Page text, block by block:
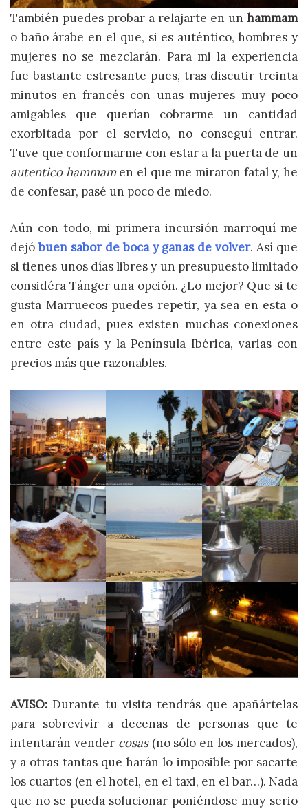
También puedes probar a relajarte en un hammam
o baño árabe en el que, si es auténtico, hombres y
mujeres no se mezclarán. Para mi la experiencia
fue bastante estresante pues, tras discutir treinta
minutos en francés con unas mujeres muy poco
amigables que querían cobrarme un cantidad
exorbitada por el servicio, no conseguí entrar.
Tuve que conformarme con estar a la puerta de un
autentico hammamen el que me miraron fatal y, he
de confesar, pasé un poco de miedo.
Aún con todo, mi primera incursión marroquí me
dejó buen sabor de boca y ganas de volver. Así que
si tienes unos días libres y un presupuesto limitado
considéra Tánger una opción. ¿Lo mejor? Que si te
gusta Marruecos puedes repetir, ya sea en esta o
en otra ciudad, pues existen muchas conexiones
entre este país y la Península Ibérica, varias con
precios más que razonables.
AVISO: Durante tu visita tendrás que apañártelas
para sobrevivir a decenas de personas que te
intentarán vender cosas(no sólo en los mercados),
y a otras tantas que harán lo imposible por sacarte
los cuartos (en el hotel, en el taxi, en el bar…). Nada
que no se pueda solucionar poniéndose muy serio